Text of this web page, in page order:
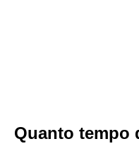
Quanto tempo